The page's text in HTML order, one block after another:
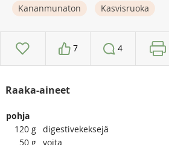
Kananmunaton
Kasvisruoka
7 4
Raaka-aineet
pohja
120 g digestivekeksejä
50 g voita